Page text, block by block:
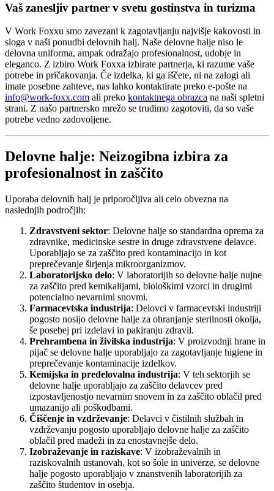
Vaš zanesljiv partner v svetu gostinstva in turizma
V Work Foxxu smo zavezani k zagotavljanju najvišje kakovosti in
sloga v naši ponudbi delovnih halj. Naše delovne halje niso le
delovna uniforma, ampak odražajo profesionalnost, udobje in
eleganco. Z izbiro Work Foxxa izbirate partnerja, ki razume vaše
potrebe in pričakovanja. Če izdelka, ki ga iščete, ni na zalogi ali
imate posebne zahteve, nas lahko kontaktirate preko e-pošte na
info@work-foxx.com ali preko kontaktnega obrazca na naši spletni
strani. Z našo partnersko mrežo se trudimo zagotoviti, da so vaše
potrebe vedno zadovoljene.
Delovne halje: Neizogibna izbira za
profesionalnost in zaščito
Uporaba delovnih halj je priporočljiva ali celo obvezna na
naslednjih področjih:
Zdravstveni sektor: Delovne halje so standardna oprema za
zdravnike, medicinske sestre in druge zdravstvene delavce.
Uporabljajo se za zaščito pred kontaminacijo in kot
preprečevanje širjenja mikroorganizmov.
Laboratorijsko delo: V laboratorijih so delovne halje nujne
za zaščito pred kemikalijami, biološkimi vzorci in drugimi
potencialno nevarnimi snovmi.
Farmacevtska industrija: Delovci v farmacevtski industriji
pogosto nosijo delovne halje za ohranjanje sterilnosti okolja,
še posebej pri izdelavi in pakiranju zdravil.
Prehrambena in živilska industrija: V proizvodnji hrane in
pijač se delovne halje uporabljajo za zagotavljanje higiene in
preprečevanje kontaminacije izdelkov.
Kemijska in predelovalna industrija: V teh sektorjih se
delovne halje uporabljajo za zaščito delavcev pred
izpostavljenostjo nevarnim snovem in za zaščito oblačil pred
umazanijo ali poškodbami.
Čiščenje in vzdrževanje: Delavci v čistilnih službah in
vzdrževanju pogosto uporabljajo delovne halje za zaščito
oblačil pred madeži in za enostavnejše delo.
Izobraževanje in raziskave: V izobraževalnih in
raziskovalnih ustanovah, kot so šole in univerze, se delovne
halje pogosto uporabljajo v znanstvenih laboratorijih za
zaščito študentov in osebja.